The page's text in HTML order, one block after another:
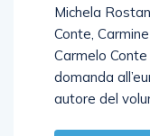
Michela
Conte,
Carmelo
domanda
autore del